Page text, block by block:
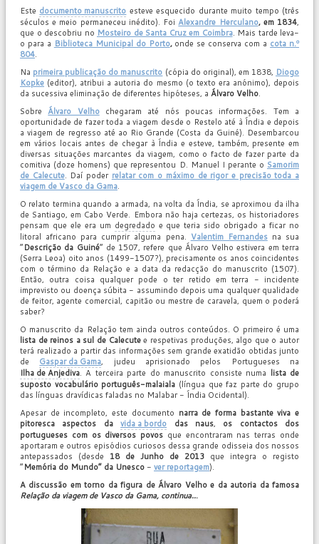
Este documento manuscrito esteve esquecido durante muito tempo (três
séculos e meio permaneceu inédito). FoiAlexandre Herculano, em 1834,
que o descobriu no Mosteiro de Santa Cruz em Coimbra. Mais tarde leva-
o para a Biblioteca Municipal do Porto,onde se conserva com a cota n.º
804.
Na primeira publicação do manuscrito (cópia do original), em 1838, Diogo
Kopke (editor), atribui a autoria do mesmo (o texto era anónimo), depois
da sucessiva eliminação de diferentes hipóteses, a Álvaro Velho.
SobreÁlvaro Velhochegaram até nós poucas informações. Tem a
oportunidade de fazer toda a viagem desde o Restelo até à Índia e depois
a viagem de regresso até ao Rio Grande (Costa da Guiné). Desembarcou
em vários locais antes de chegar à Índia e esteve, também, presente em
diversas situações marcantes da viagem, como o facto de fazer parte da
comitiva (doze homens) que representou D. Manuel I perante o Samorim
de Calecute. Daí poder relatar com o máximo de rigor e precisão toda a
viagem de Vasco da Gama.
O relato termina quando a armada, na volta da Índia, se aproximou da ilha
de Santiago, em Cabo Verde. Embora não haja certezas, os historiadores
pensam que ele era um degredado e que teria sido obrigado a ficar no
litoral africano para cumprir alguma pena. Valentim Fernandesna sua
“Descrição da Guiné” de 1507, refere que Álvaro Velho estivera em terra
(Serra Leoa) oito anos (1499-1507?), precisamente os anos coincidentes
com o término da Relação e a data da redacção do manuscrito (1507).
Então, outra coisa qualquer pode o ter retido em terra - incidente
imprevisto ou doença súbita - assumindo depois uma qualquer qualidade
de feitor, agente comercial, capitão ou mestre de caravela, quem o poderá
saber?
O manuscrito da Relação tem ainda outros conteúdos. O primeiro é uma
lista de reinos a sul de Calecutee respetivas produções, algo que o autor
terá realizado a partir das informações sem grande exatidão obtidas junto
de Gaspar da Gama, judeu aprisionado pelos Portugueses na
Ilha de Anjediva. A terceira parte do manuscrito consiste numa lista de
suposto vocabulário português-malaiala (língua que faz parte do grupo
das línguas dravídicas faladas no Malabar - Índia Ocidental).
Apesar de incompleto, este documento narra de forma bastante viva e
pitoresca aspectos davida a bordo das naus, os contactos dos
portugueses com os diversos povos que encontraram nas terras onde
aportaram e outros episódios curiosos dessa grande odisseia dos nossos
antepassados (desde 18 de Junho de 2013 que integra o registo
“Memória do Mundo” da Unesco - ver reportagem).
A discussão em torno da figura de Álvaro Velho e da autoria da famosa
Relação da viagem de Vasco da Gama, continua...